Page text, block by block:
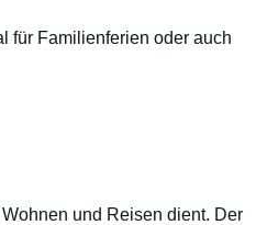
für Familienferien oder auch
und Reisen dient. Der